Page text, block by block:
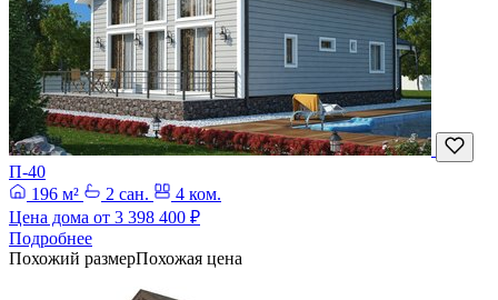
П-40
196 м²
2 сан.
4 ком.
Цена дома от 3 398 400 ₽
Подробнее
Похожий размерПохожая цена